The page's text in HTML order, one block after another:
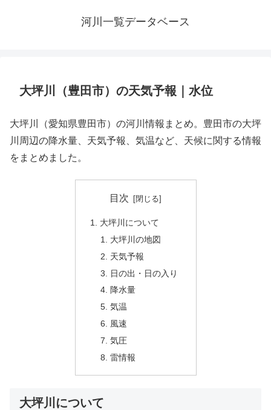
河川一覧データベース
大坪川（豊田市）の天気予報｜水位
大坪川（愛知県豊田市）の河川情報まとめ。豊田市の大坪
川周辺の降水量、天気予報、気温など、天候に関する情報
をまとめました。
目次
大坪川について
大坪川の地図
天気予報
日の出・日の入り
降水量
気温
風速
気圧
雷情報
大坪川について